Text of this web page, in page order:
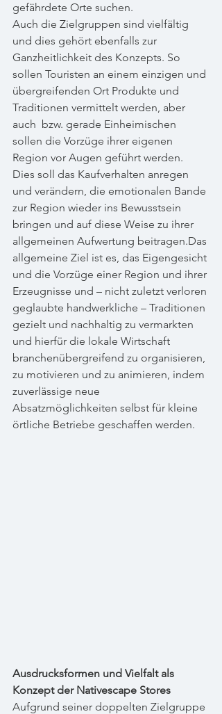
gefährdete Orte suchen.
Auch die Zielgruppen sind vielfältig
und dies gehört ebenfalls zur
Ganzheitlichkeit des Konzepts. So
sollen Touristen an einem einzigen und
übergreifenden Ort Produkte und
Traditionen vermittelt werden, aber
auch  bzw. gerade Einheimischen
sollen die Vorzüge ihrer eigenen
Region vor Augen geführt werden.
Dies soll das Kaufverhalten anregen
und verändern, die emotionalen Bande
zur Region wieder ins Bewusstsein
bringen und auf diese Weise zu ihrer
allgemeinen Aufwertung beitragen.Das
allgemeine Ziel ist es, das Eigengesicht
und die Vorzüge einer Region und ihrer
Erzeugnisse und – nicht zuletzt verloren
geglaubte handwerkliche – Traditionen
gezielt und nachhaltig zu vermarkten
und hierfür die lokale Wirtschaft
branchenübergreifend zu organisieren,
zu motivieren und zu animieren, indem
zuverlässige neue
Absatzmöglichkeiten selbst für kleine
örtliche Betriebe geschaffen werden.
Ausdrucksformen und Vielfalt als
Konzept der Nativescape Stores
Aufgrund seiner doppelten Zielgruppe